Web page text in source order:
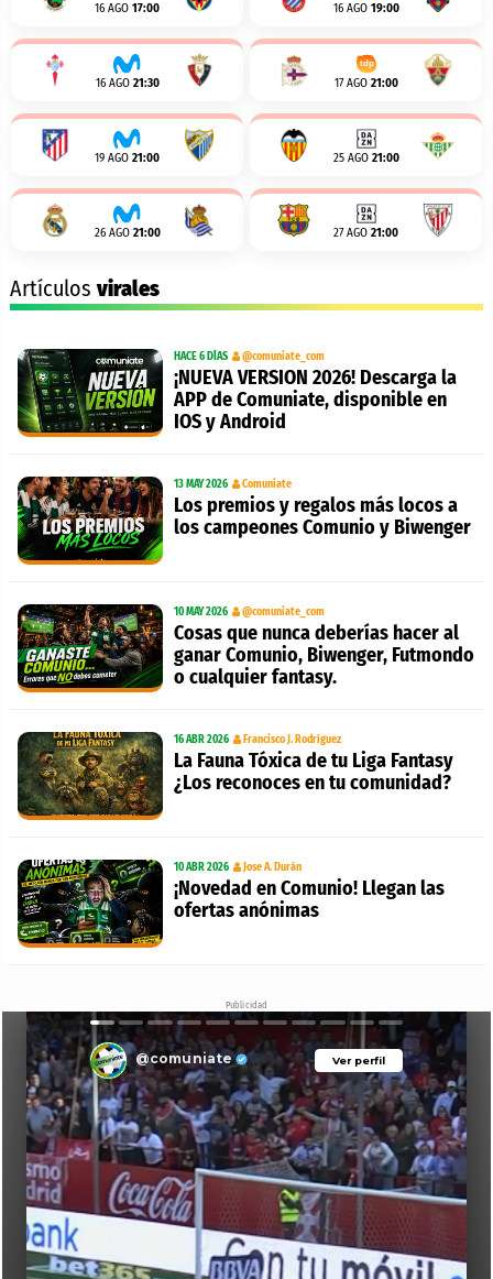
16 AGO 17:00 16 AGO 19:00
16 AGO 21:30 17 AGO 21:00
19 AGO 21:00 25 AGO 21:00
26 AGO 21:00 27 AGO 21:00
Artículosvirales
HACE 6 DÍAS @comuniate_com
¡NUEVA VERSION 2026! Descarga la
APP de Comuniate, disponible en
IOS y Android
13 MAY 2026 Comuniate
Los premios y regalos más locos a
los campeones Comunio y Biwenger
10 MAY 2026 @comuniate_com
Cosas que nunca deberías hacer al
ganar Comunio, Biwenger, Futmondo
o cualquier fantasy.
16 ABR 2026 Francisco J. Rodríguez
La Fauna Tóxica de tu Liga Fantasy
¿Los reconoces en tu comunidad?
10 ABR 2026 Jose A. Durán
¡Novedad en Comunio! Llegan las
ofertas anónimas
Publicidad
Ver perfil
@comuniate Ver perfil